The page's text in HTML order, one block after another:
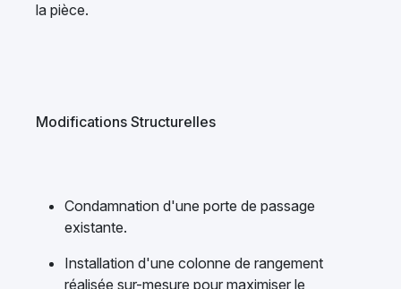
la pièce.
Modifications Structurelles
Condamnation d'une porte de passage
existante.
Installation d'une colonne de rangement
réalisée sur-mesure pour maximiser le